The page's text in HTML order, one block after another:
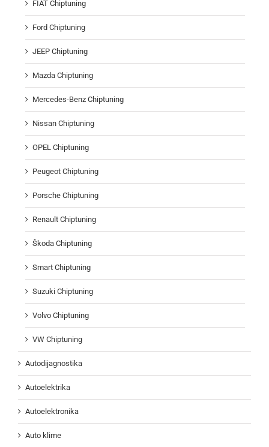
FIAT Chiptuning
Ford Chiptuning
JEEP Chiptuning
Mazda Chiptuning
Mercedes-Benz Chiptuning
Nissan Chiptuning
OPEL Chiptuning
Peugeot Chiptuning
Porsche Chiptuning
Renault Chiptuning
Škoda Chiptuning
Smart Chiptuning
Suzuki Chiptuning
Volvo Chiptuning
VW Chiptuning
Autodijagnostika
Autoelektrika
Autoelektronika
Auto klime